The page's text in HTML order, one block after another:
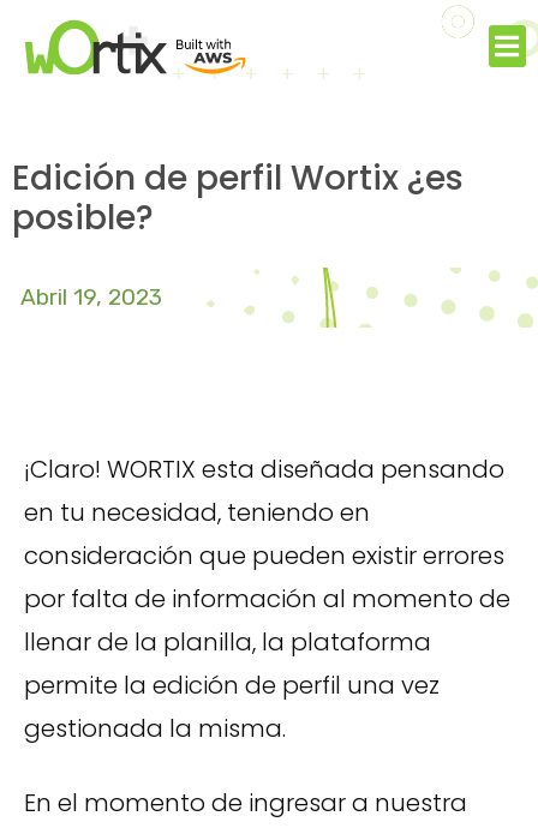
Edición de perfil Wortix ¿es
posible?
Abril 19, 2023
¡Claro! WORTIX esta diseñada pensando
en tu necesidad, teniendo en
consideración que pueden existir errores
por falta de información al momento de
llenar de la planilla, la plataforma
permite la edición de perfil una vez
gestionada la misma.
En el momento de ingresar a nuestra